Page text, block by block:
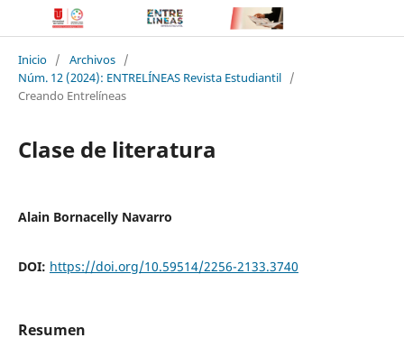
Inicio / Archivos /
Núm. 12 (2024): ENTRELÍNEAS Revista Estudiantil /
Creando Entrelíneas
Clase de literatura
Alain Bornacelly Navarro
DOI: https://doi.org/10.59514/2256-2133.3740
Resumen